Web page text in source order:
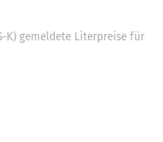
K) gemeldete Literpreise für